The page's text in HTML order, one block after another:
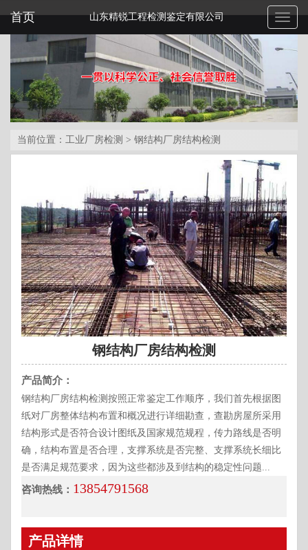
Toggle
首页 山东精锐工程检测鉴定有限公司
当前位置： 工业厂房检测 > 钢结构厂房结构检测
钢结构厂房结构检测
产品简介：
钢结构厂房结构检测按照正常鉴定工作顺序，我们首先根据图
纸对厂房整体结构布置和概况进行详细勘查，查勘房屋所采用
结构形式是否符合设计图纸及国家规范规程，传力路线是否明
确，结构布置是否合理，支撑系统是否完整、支撑系统长细比
是否满足规范要求，因为这些都涉及到结构的稳定性问题...
咨询热线： 13854791568
产品详情